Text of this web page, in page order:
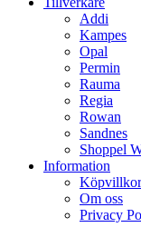
Addi
Kampes
Opal
Permin
Rauma
Regia
Rowan
Sandnes
Shoppel
Information
Köpvillkor
Om oss
Privacy